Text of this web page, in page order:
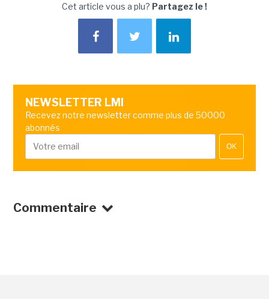
Cet article vous a plu? Partagez le !
NEWSLETTER LMI
Recevez notre newsletter comme plus de 50000
abonnés
OK
Commentaire